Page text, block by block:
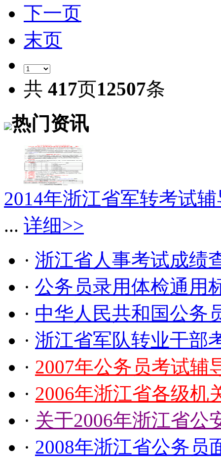
下一页
末页
共 417页12507条
热门资讯
2014年浙江省军转考试
... 详细>>
· 浙江省人事考试成绩
· 公务员录用体检通用
· 中华人民共和国公务
· 浙江省军队转业干部
· 2007年公务员考试辅
· 2006年浙江省各级机
· 关于2006年浙江省公
· 2008年浙江省公务员